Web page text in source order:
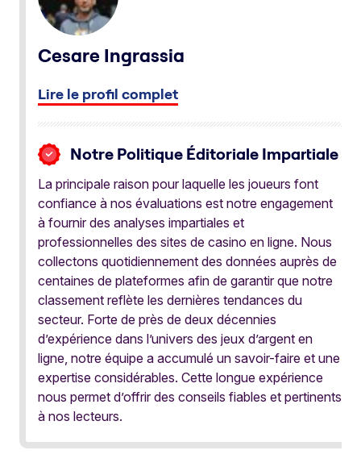
Cesare Ingrassia
Lire le profil complet
Notre Politique Éditoriale Impartiale
La principale raison pour laquelle les joueurs font
confiance à nos évaluations est notre engagement
à fournir des analyses impartiales et
professionnelles des sites de casino en ligne. Nous
collectons quotidiennement des données auprès de
centaines de plateformes afin de garantir que notre
classement reflète les dernières tendances du
secteur. Forte de près de deux décennies
d’expérience dans l’univers des jeux d’argent en
ligne, notre équipe a accumulé un savoir-faire et une
expertise considérables. Cette longue expérience
nous permet d’offrir des conseils fiables et pertinents
à nos lecteurs.